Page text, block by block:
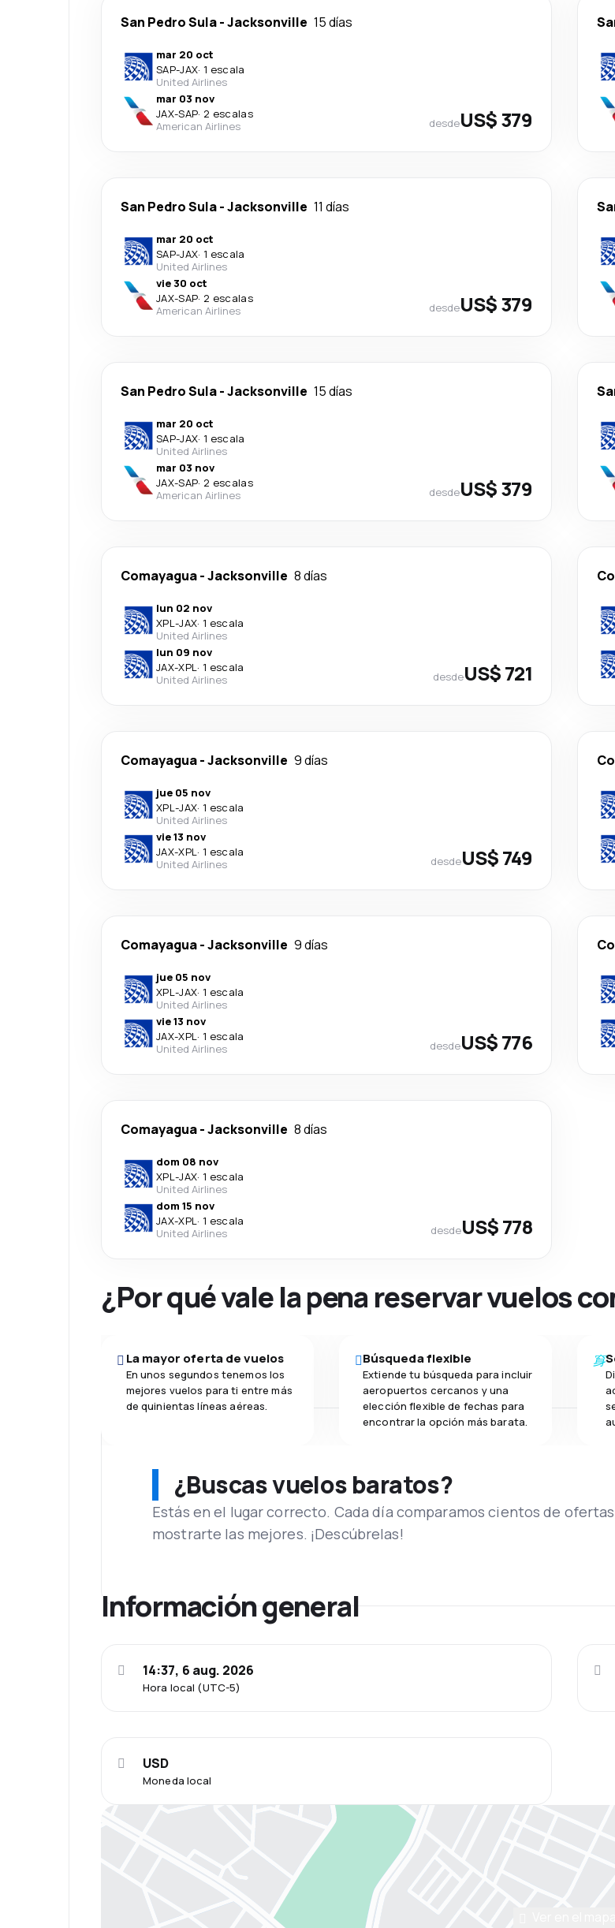
San Pedro Sula-Jacksonville 15 días
mar 20 oct
SAP-JAX· 1 escala
United Airlines
mar 03 nov
JAX-SAP· 2 escalas
American Airlines
desdeUS$ 379
San Pedro Sula-Jacksonville 11 días
mar 20 oct
SAP-JAX· 1 escala
United Airlines
vie 30 oct
JAX-SAP· 2 escalas
American Airlines
desdeUS$ 379
San Pedro Sula-Jacksonville 15 días
mar 20 oct
SAP-JAX· 1 escala
United Airlines
mar 03 nov
JAX-SAP· 2 escalas
American Airlines
desdeUS$ 379
Comayagua-Jacksonville 8 días
lun 02 nov
XPL-JAX· 1 escala
United Airlines
lun 09 nov
JAX-XPL· 1 escala
United Airlines
desdeUS$ 721
Comayagua-Jacksonville 9 días
jue 05 nov
XPL-JAX· 1 escala
United Airlines
vie 13 nov
JAX-XPL· 1 escala
United Airlines
desdeUS$ 749
Comayagua-Jacksonville 9 días
jue 05 nov
XPL-JAX· 1 escala
United Airlines
vie 13 nov
JAX-XPL· 1 escala
United Airlines
desdeUS$ 776
Comayagua-Jacksonville 8 días
dom 08 nov
XPL-JAX· 1 escala
United Airlines
dom 15 nov
JAX-XPL· 1 escala
United Airlines
desdeUS$ 778
¿Por qué vale la pena reservar vuelos
La mayor oferta de vuelos
En unos segundos tenemos los
mejores vuelos para ti entre más
de quinientas líneas aéreas.
Búsqueda flexible
Extiende tu búsqueda para incluir
aeropuertos cercanos y una
elección flexible de fechas para
encontrar la opción más barata.
¿Buscas vuelos baratos?
Estás en el lugar correcto. Cada día comparamos cientos de
mostrarte las mejores. ¡Descúbrelas!
Información general
Hora local (UTC-5)
14:37, 6 aug. 2026
Moneda local
USD